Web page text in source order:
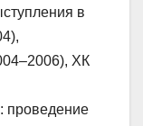
в
ХК
проведение